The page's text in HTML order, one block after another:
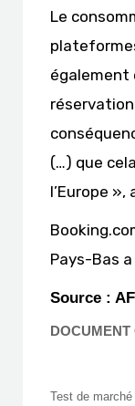
Le
également
(…) que
l’Europe
Pays-Bas
Source :
DOCUMENT
Test de